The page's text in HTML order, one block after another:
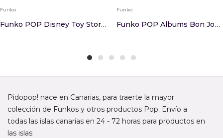
Funko
Funko POP Disney Toy Story 4 Buzz Lightyear
Funko
Funko POP Albums Bon Jovi Slippery When Wet
Pidopop! nace en Canarias, para traerte la mayor
colección de Funkos y otros productos Pop. Envío a
todas las islas canarias en 24 - 72 horas para productos en
las islas